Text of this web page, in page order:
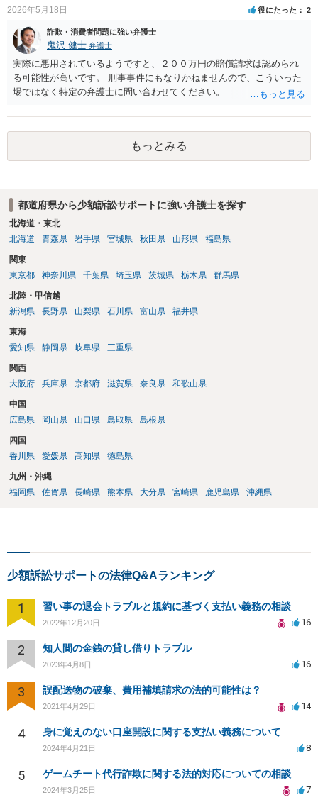
2026年5月18日 役にたった 2
詐欺・消費者問題に強い弁護士
鬼沢 健士 弁護士
実際に悪用されているようですと、２００万円の賠償請求は認められ
る可能性が高いです。 刑事事件にもなりかねませんので、こういった
場ではなく特定の弁護士に問い合わせてください。
もっとみる
都道府県から少額訴訟サポートに強い弁護士を探す
北海道・東北
北海道
青森県 岩手県 宮城県 秋田県 山形県 福島県
関東
東京都
神奈川県 千葉県 埼玉県 茨城県 栃木県 群馬県
北陸・甲信越
新潟県
長野県 山梨県 石川県 富山県 福井県
東海
愛知県
静岡県 岐阜県 三重県
関西
大阪府
兵庫県 京都府 滋賀県 奈良県 和歌山県
中国
広島県
岡山県 山口県 鳥取県 島根県
四国
香川県
愛媛県 高知県 徳島県
九州・沖縄
福岡県
佐賀県 長崎県 熊本県 大分県 宮崎県 鹿児島県 沖縄県
少額訴訟サポートの法律Q&Aランキング
1 習い事の退会トラブルと規約に基づく支払い義務の相談
2022年12月20日 16
2 知人間の金銭の貸し借りトラブル
2023年4月8日 16
3 誤配送物の破棄、費用補填請求の法的可能性は？
2021年4月29日 14
4 身に覚えのない口座開設に関する支払い義務について
2024年4月21日 8
5 ゲームチート代行詐欺に関する法的対応についての相談
2024年3月25日 7